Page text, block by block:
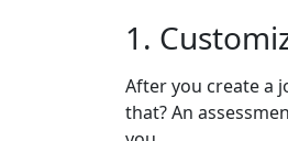
1.
After you create a
that? An